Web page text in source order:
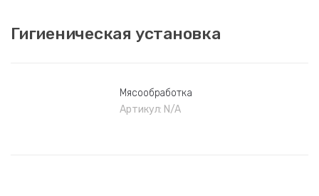
Гигиеническая установка
Мясообработка
Артикул: N/A